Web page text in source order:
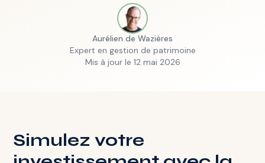
Aurélien de Wazières
Expert en gestion de patrimoine
Mis à jour le 12 mai 2026
Simulez votre